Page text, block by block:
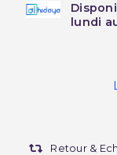
lundi
Retour &